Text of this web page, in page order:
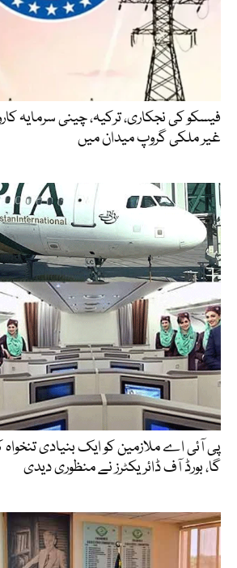
غیر ملکی گروپ میدان میں
پی آئی اے ملازمین کو ایک بنیادی تنخواہ
گا، بورڈ آف ڈائریکٹرز نے منظوری دیدی